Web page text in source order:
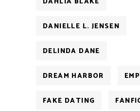
DANIELLE L. JENSEN
DELINDA DANE
DREAM HARBOR
FAKE DATING